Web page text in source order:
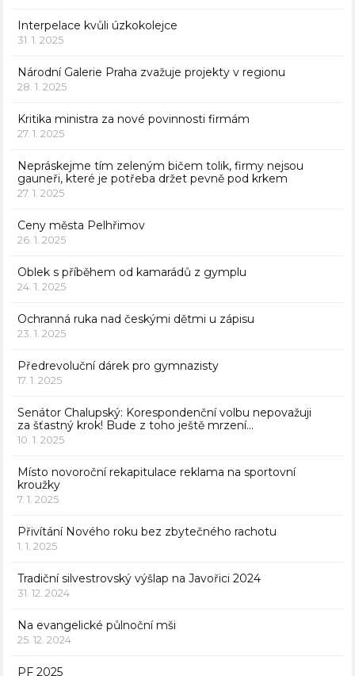
Interpelace kvůli úzkokolejce
31. 1. 2025
Národní Galerie Praha zvažuje projekty v regionu
28. 1. 2025
Kritika ministra za nové povinnosti firmám
27. 1. 2025
Nepráskejme tím zeleným bičem tolik, firmy nejsou
gauneři, které je potřeba držet pevně pod krkem
27. 1. 2025
Ceny města Pelhřimov
26. 1. 2025
Oblek s příběhem od kamarádů z gymplu
24. 1. 2025
Ochranná ruka nad českými dětmi u zápisu
23. 1. 2025
Předrevoluční dárek pro gymnazisty
17. 1. 2025
Senátor Chalupský: Korespondenční volbu nepovažuji
za šťastný krok! Bude z toho ještě mrzení…
10. 1. 2025
Místo novoroční rekapitulace reklama na sportovní
kroužky
7. 1. 2025
Přivítání Nového roku bez zbytečného rachotu
1. 1. 2025
Tradiční silvestrovský výšlap na Javořici 2024
31. 12. 2024
Na evangelické půlnoční mši
25. 12. 2024
PF 2025